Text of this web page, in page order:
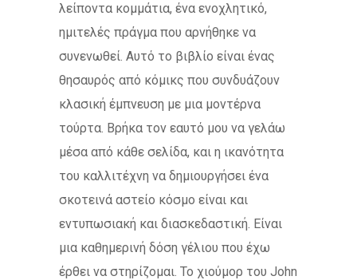
λείποντα κομμάτια, ένα ενοχλητικό,
ημιτελές πράγμα που αρνήθηκε να
συνενωθεί. Αυτό το βιβλίο είναι ένας
θησαυρός από κόμικς που συνδυάζουν
κλασική έμπνευση με μια μοντέρνα
τούρτα. Βρήκα τον εαυτό μου να γελάω
μέσα από κάθε σελίδα, και η ικανότητα
του καλλιτέχνη να δημιουργήσει ένα
σκοτεινά αστείο κόσμο είναι και
εντυπωσιακή και διασκεδαστική. Είναι
μια καθημερινή δόση γέλιου που έχω
έρθει να στηρίζομαι. Το χιούμορ του John